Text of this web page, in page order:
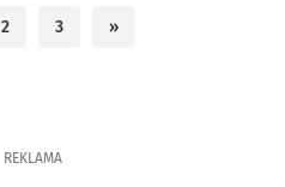
2 3 »
REKLAMA